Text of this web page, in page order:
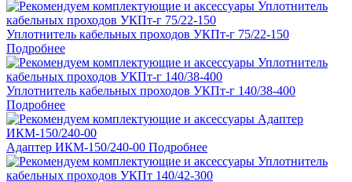
Уплотнитель кабельных проходов УКПт-г 75/22-150
Подробнее
Уплотнитель кабельных проходов УКПт-г 140/38-400
Подробнее
Адаптер ИКМ-150/240-00 Подробнее